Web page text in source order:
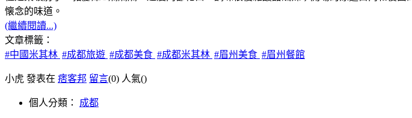
懐念的味道。
(繼續閱讀...)
文章標籤：
#中國米其林 #成都旅遊 #成都美食 #成都米其林 #眉州美食 #眉州餐館
小虎 發表在 痞客邦 留言(0) 人氣()
個人分類： 成都